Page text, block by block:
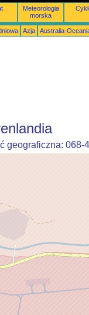
Meteorologia
morska
Azja Australia-
geograficzna: 068-